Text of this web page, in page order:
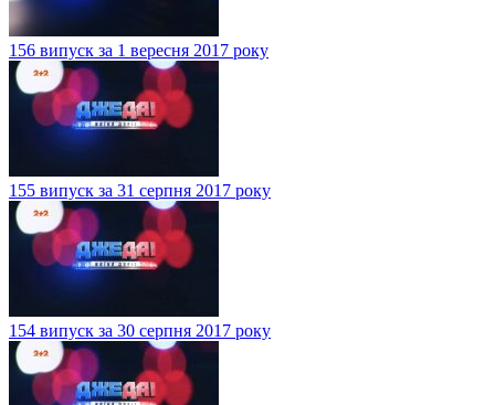
156 випуск за 1 вересня 2017 року
155 випуск за 31 серпня 2017 року
154 випуск за 30 серпня 2017 року